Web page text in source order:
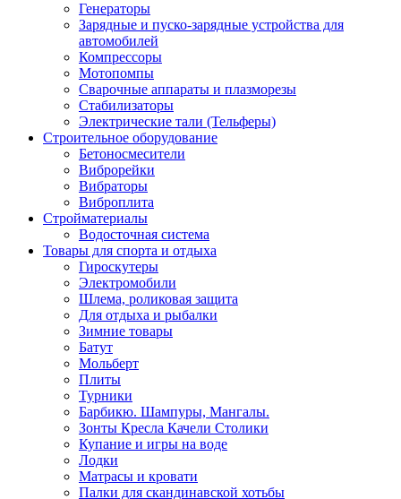
Генераторы
Зарядные и пуско-зарядные устройства для
автомобилей
Компрессоры
Мотопомпы
Сварочные аппараты и плазморезы
Стабилизаторы
Электрические тали (Тельферы)
Строительное оборудование
Бетоносмесители
Виброрейки
Вибраторы
Виброплита
Стройматериалы
Водосточная система
Товары для спорта и отдыха
Гироскутеры
Электромобили
Шлема, роликовая защита
Для отдыха и рыбалки
Зимние товары
Батут
Мольберт
Плиты
Турники
Барбикю. Шампуры, Мангалы.
Зонты Кресла Качели Столики
Купание и игры на воде
Лодки
Матрасы и кровати
Палки для скандинавской хотьбы